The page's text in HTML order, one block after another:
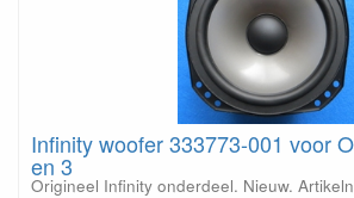
Infinity woofer 333773-001 voor
en 3
Origineel Infinity onderdeel. Nieuw.